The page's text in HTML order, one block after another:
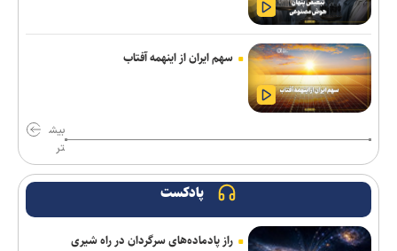
ایران اسلامی به مبدأ هجوم پاسخ می‌دهد و حُسن همجواری را رعایت
می‌کند
سخنگوی ارتش: نظم ایرانی حاکم بر تنگه هرمز غیرقابل بازگشت است
سخنگوی سپاه: تنگه هرمز به ابزار استراتژیک قدرت تبدیل شده است
سفر رئیس دستگاه اطلاعاتی عربستان به عراق
عارف: هوش مصنوعی زیرساخت حکمرانی متوازن و جهش اقتصادی
پزشکیان درخشش تیم ملی المپیاد هوش مصنوعی ایران در رقابت‌های
سهم ایران از اینهمه آفتاب
بیش
تر
پادکست
راز پادماده‌های سرگردان در راه شیری